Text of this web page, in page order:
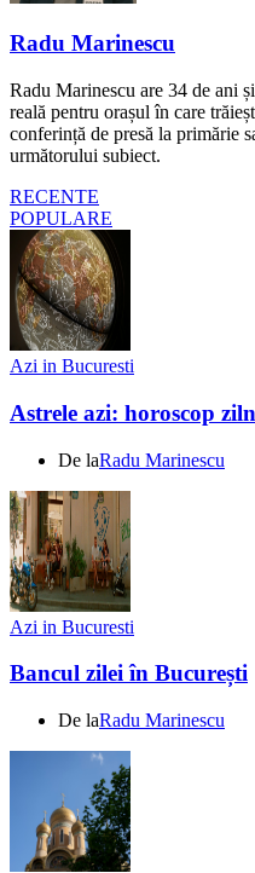
Radu Marinescu
Radu Marinescu are 34 de ani
reală pentru orașul în care
conferință de presă la primărie
următorului subiect.
RECENTE
POPULARE
Azi in Bucuresti
Astrele azi: horoscop
De laRadu Marinescu
Azi in Bucuresti
Bancul zilei în București
De laRadu Marinescu